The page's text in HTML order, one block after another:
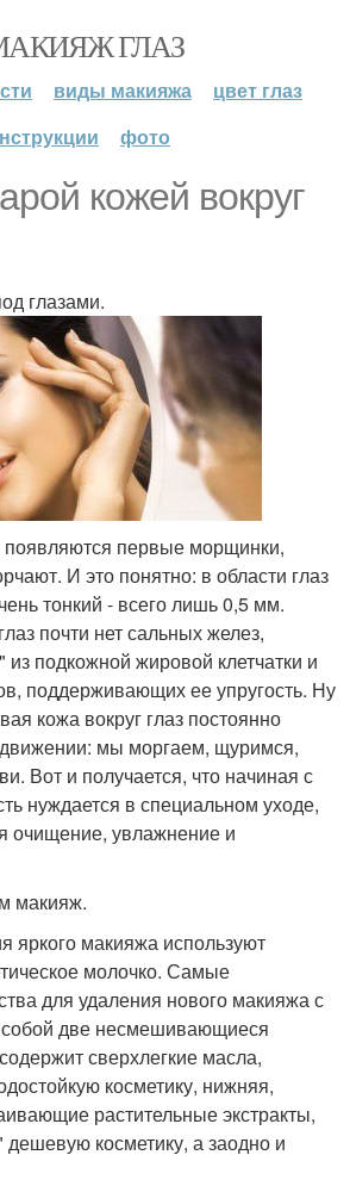
ГЛАЗ
виды макияжа
цвет глаз
фото
кожей вокруг
глазами.
первые морщинки,
И это понятно: в области глаз
тонкий - всего лишь 0,5 мм.
почти нет сальных желез,
подкожной жировой клетчатки и
поддерживающих ее упругость. Ну
кожа вокруг глаз постоянно
мы моргаем, щуримся,
Вот и получается, что начиная с
нуждается в специальном уходе,
очищение, увлажнение и
макияж.
яркого макияжа используют
молочко. Самые
для удаления нового макияжа с
собой две несмешивающиеся
сверхлегкие масла,
косметику, нижняя,
растительные экстракты,
косметику, а заодно и